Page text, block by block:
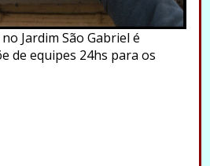
Jardim São Gabriel é
de equipes 24hs para os